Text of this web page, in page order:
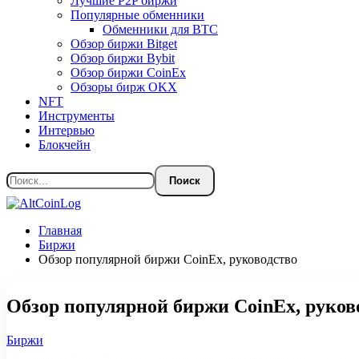
Популярные обменники
Обменники для BTC
Обзор биржи Bitget
Обзор биржи Bybit
Обзор биржи CoinEx
Обзоры бирж OKX
NFT
Инструменты
Интервью
Блокчейн
Главная
Биржи
Обзор популярной биржи CoinEx, руководство
Обзор популярной биржи CoinEx,
Биржи